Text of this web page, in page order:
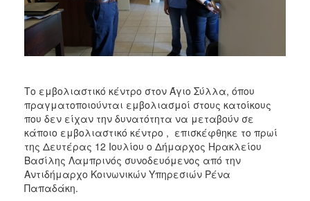
2006
ΤΟΠΟΣ
ΠΟΛΙΤΙΣΜΟΣ
ΑΝΘΕΚΤΙΚΗ
ΠΟΛΗ
Το εμβολιαστικό κέντρο στον Άγιο Σύλλα, όπου
πραγματοποιούνται εμβολιασμοί στους κατοίκους
που δεν είχαν την δυνατότητα να μεταβούν σε
κάποιο εμβολιαστικό κέντρο , επισκέφθηκε το πρωί
της Δευτέρας 12 Ιουλίου ο Δήμαρχος Ηρακλείου
Βασίλης Λαμπρινός συνοδευόμενος από την
Αντιδήμαρχο Κοινωνικών Υπηρεσιών Ρένα
Παπαδάκη.